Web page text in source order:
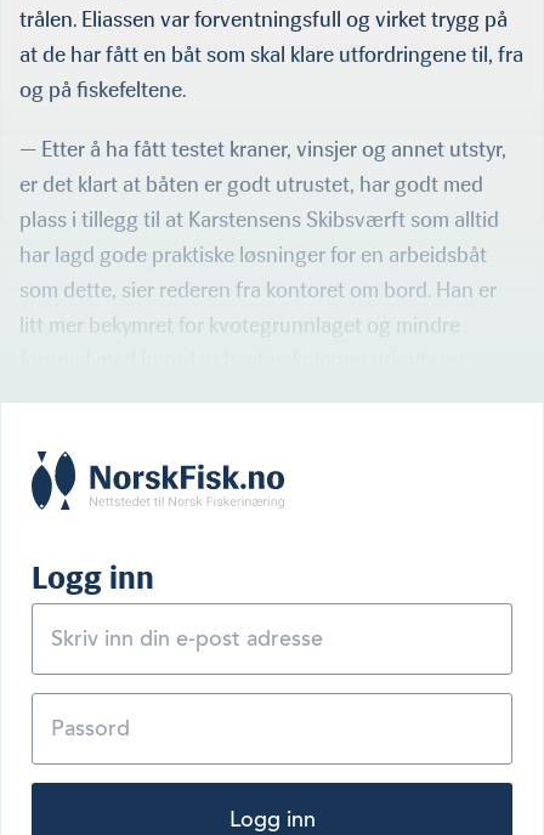
trålen. Eliassen var forventningsfull og virket trygg på
at de har fått en båt som skal klare utfordringene til, fra
og på fiskefeltene.
— Etter å ha fått testet kraner, vinsjer og annet utstyr,
er det klart at båten er godt utrustet, har godt med
plass i tillegg til at Karstensens Skibsværft som alltid
har lagd gode praktiske løsninger for en arbeidsbåt
som dette, sier rederen fra kontoret om bord. Han er
litt mer bekymret for kvotegrunnlaget og mindre
Logg inn
Logg inn